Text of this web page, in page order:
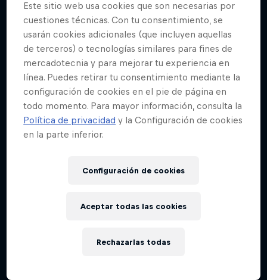
Este sitio web usa cookies que son necesarias por
cuestiones técnicas. Con tu consentimiento, se
usarán cookies adicionales (que incluyen aquellas
de terceros) o tecnologías similares para fines de
mercadotecnia y para mejorar tu experiencia en
línea. Puedes retirar tu consentimiento mediante la
configuración de cookies en el pie de página en
todo momento. Para mayor información, consulta la
Política de privacidad y la Configuración de cookies
en la parte inferior.
Configuración de cookies
Rechazarlas todas
Aceptar todas las cookies